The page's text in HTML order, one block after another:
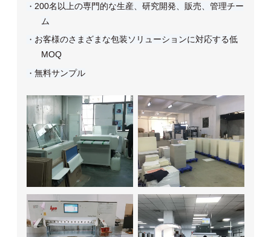
・ 200名以上の専門的な生産、研究開発、販売、管理チー
ム
・ お客様のさまざまな包装ソリューションに対応する低
MOQ
・ 無料サンプル